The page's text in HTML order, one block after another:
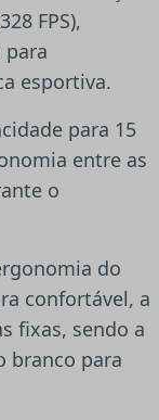
FPS),
para
esportiva.
para 15
entre as
o
do
confortável, a
fixas, sendo a
branco para